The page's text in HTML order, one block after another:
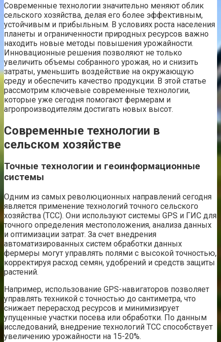
Современные технологии значительно меняют облик
сельского хозяйства, делая его более эффективным,
устойчивым и прибыльным. В условиях роста населения
планеты и ограниченности природных ресурсов важно
находить новые методы повышения урожайности.
Инновационные решения позволяют не только
увеличить объемы собранного урожая, но и снизить
затраты, уменьшить воздействие на окружающую
среду и обеспечить качество продукции. В этой статье
рассмотрим ключевые современные технологии,
которые уже сегодня помогают фермерам и
агропроизводителям достигать новых высот.
Современные технологии в
сельском хозяйстве
Точные технологии и геоинформационные
системы
Одним из самых революционных направлений сегодня
является применение технологий точного сельского
хозяйства (ТСС). Они используют системы GPS и ГИС для
точного определения местоположения, анализа данных
и оптимизации затрат. За счет внедрения
автоматизированных систем обработки данных
фермеры могут управлять полями с высокой точностью,
корректируя расход семян, удобрений и средств защиты
растений.
Например, использование GPS-навигаторов позволяет
управлять техникой с точностью до сантиметра, что
снижает перерасход ресурсов и минимизирует
упущенные участки посева или обработки. По данным
исследований, внедрение технологий ТСС способствует
увеличению урожайности на 15-20%.